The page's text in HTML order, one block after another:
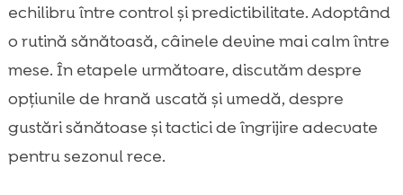
echilibru între control și predictibilitate. Adoptând
o rutină sănătoasă, câinele devine mai calm între
mese. În etapele următoare, discutăm despre
opțiunile de hrană uscată și umedă, despre
gustări sănătoase și tactici de îngrijire adecvate
pentru sezonul rece.